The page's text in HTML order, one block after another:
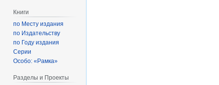
Книги
по Месту издания
по Издательству
по Году издания
Серии
Особо: «Рамка»
Разделы и Проекты